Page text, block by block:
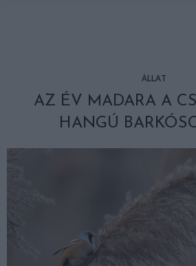
ÁLLAT
AZ ÉV MADARA A
HANGÚ